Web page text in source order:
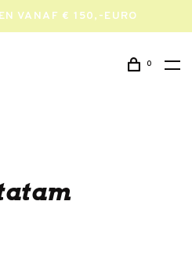
VANAF € 150,-EURO
0